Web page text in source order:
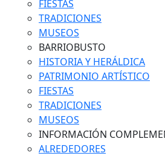
FIESTAS
TRADICIONES
MUSEOS
BARRIOBUSTO
HISTORIA Y HERÁLDICA
PATRIMONIO ARTÍSTICO
FIESTAS
TRADICIONES
MUSEOS
INFORMACIÓN
ALREDEDORES